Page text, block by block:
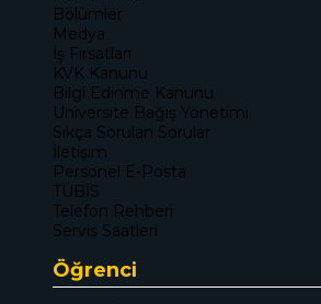
Bölümler
Medya
İş Fırsatları
KVK Kanunu
Bilgi Edinme Kanunu
Üniversite Bağış Yönetimi
Sıkça Sorulan Sorular
İletişim
Personel E-Posta
TÜBİS
Telefon Rehberi
Servis Saatleri
Öğrenci